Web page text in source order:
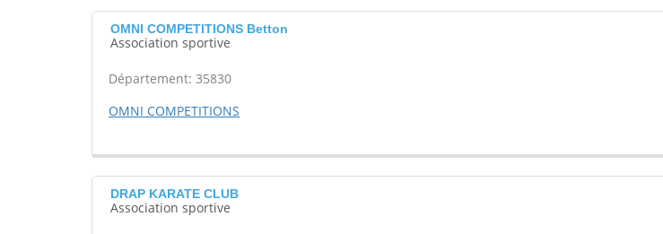
OMNI COMPETITIONS Betton
Association sportive
Département: 35830
OMNI COMPETITIONS
DRAP KARATE CLUB
Association sportive